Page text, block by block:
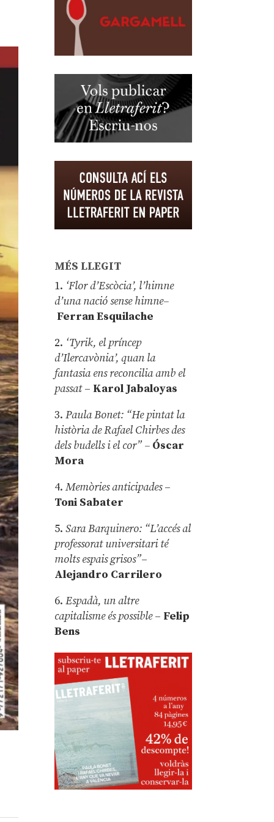
MÉS LLEGIT
1. ‘Flor d’Escòcia’, l’himne
d’una nació sense himne–
Ferran Esquilache
2. ‘Tyrik, el príncep
d’Ilercavònia’, quan la
fantasia ens reconcilia amb el
passat– Karol Jabaloyas
3.Paula Bonet: “He pintat la
història de Rafael Chirbes des
dels budells i el cor” – Óscar
Mora
4.Memòries anticipades–
Toni Sabater
5.Sara Barquinero: “L’accés al
professorat universitari té
molts espais grisos”–
Alejandro Carrilero
6.Espadà, un altre
capitalisme és possible – Felip
Bens